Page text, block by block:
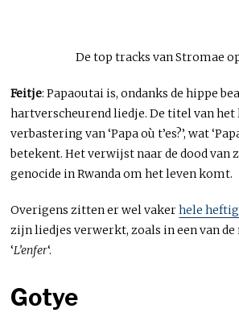
De top tracks van Stromae
Feitje: Papaoutai is, ondanks de hippe
hartverscheurend liedje. De titel van het
verbastering van ‘Papa où t’es?’, wat
betekent. Het verwijst naar de dood van
genocide in Rwanda om het leven komt.
Overigens zitten er wel vakerhele
zijn liedjes verwerkt, zoals in een van
‘L’enfer‘.
Gotye